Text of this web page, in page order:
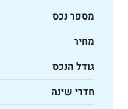
מספר נכס
מחיר
גודל הנכס
חדרי שינה